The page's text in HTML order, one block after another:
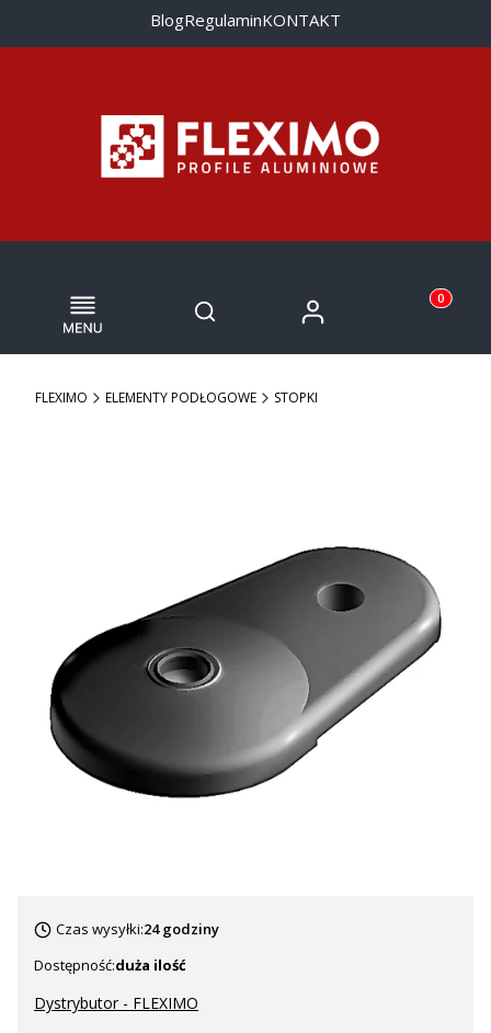
BlogRegulaminKONTAKT
Menu Otwórz wyszukiwarkę
Szukaj Zaloguj się Produkty
Koszyk
FLEXIMO ELEMENTY PODŁOGOWE STOPKI
Czas wysyłki:24 godziny
Dostępność:duża ilość
Dystrybutor - FLEXIMO